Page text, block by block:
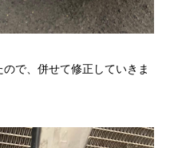
で、併せて修正していきま